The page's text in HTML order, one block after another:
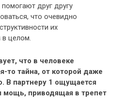
друг другу
что очевидно
их
целом.
что в человеке
то тайна, от которой даже
В партнеру 1 ощущается
мощь, приводящая в трепет